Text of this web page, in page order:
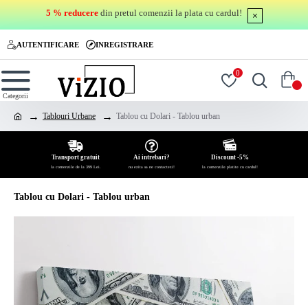
5 % reducere din pretul comenzii la plata cu cardul!
AUTENTIFICARE INREGISTRARE
0
Tablouri Urbane Tablou cu Dolari - Tablou urban
Transport gratuit
la comenzile de la 399 Lei.
Ai intrebari?
nu ezita sa ne contactezi!
Discount -5%
la comenzile platite cu cardul!
Tablou cu Dolari - Tablou urban